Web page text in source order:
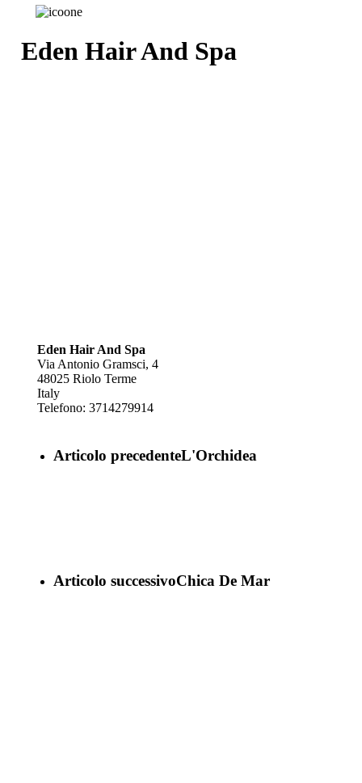
Eden Hair And Spa
Eden Hair And Spa
Via Antonio Gramsci, 4
48025 Riolo Terme
Italy
Telefono: 3714279914
Articolo precedenteL'Orchidea
Articolo successivoChica De Mar